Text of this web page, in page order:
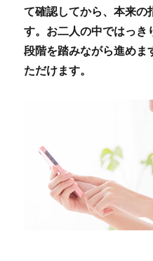
て確認してから、本来の
す。お二人の中ではっき
段階を踏みながら進めま
ただけます。